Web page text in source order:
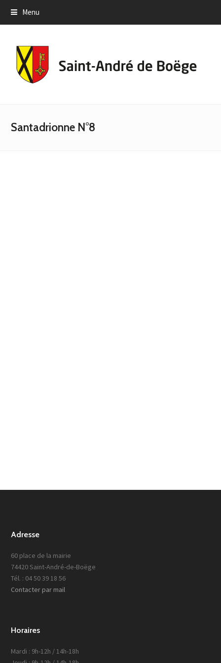
Menu
Santadrionne N°8
Adresse
60 place de la mairie
74420 Saint-André-de-Boëge
Tél. : 04 50 39 18 56
Contacter par mail
Horaires
Mardi : 9h-12h / 14h-18h